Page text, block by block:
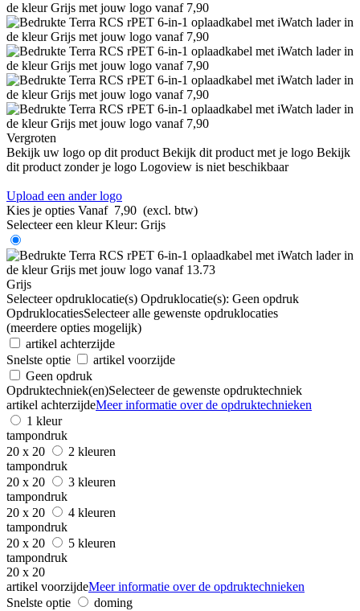
Vergroten
Bekijk uw logo op dit product Bekijk dit product met je logo Bekijk
dit product zonder je logo Logoview is niet beschikbaar
Upload een ander logo
Kies je opties Vanaf 7,90 (excl. btw)
Selecteer een kleur Kleur: Grijs
Grijs
Selecteer opdruklocatie(s) Opdruklocatie(s): Geen opdruk
OpdruklocatiesSelecteer alle gewenste opdruklocaties
(meerdere opties mogelijk)
artikel achterzijde
Snelste optie
artikel voorzijde
Geen opdruk
Opdruktechniek(en)Selecteer de gewenste opdruktechniek
artikel achterzijdeMeer informatie over de opdruktechnieken
1 kleur
tampondruk
20 x 20
2 kleuren
tampondruk
20 x 20
3 kleuren
tampondruk
20 x 20
4 kleuren
tampondruk
20 x 20
5 kleuren
tampondruk
20 x 20
artikel voorzijdeMeer informatie over de opdruktechnieken
Snelste optie
doming